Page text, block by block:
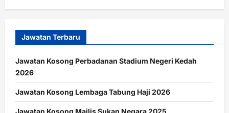
Jawatan Terbaru
Jawatan Kosong Perbadanan Stadium Negeri Kedah
2026
Jawatan Kosong Lembaga Tabung Haji 2026
Jawatan Kosong Majlis Sukan Negara 2025